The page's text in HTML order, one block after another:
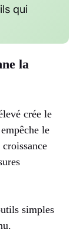
qui
la
crée le
le
croissance
simples